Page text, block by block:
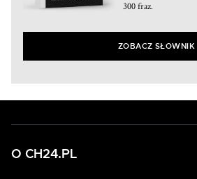
300 fraz.
ZOBACZ SŁOWNIK
O CH24.PL